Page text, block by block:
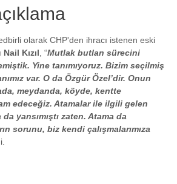
olarak CHP'den ihracı istenen eski
Nail Kızıl, “Mutlak butlan sürecini
Yine tanımıyoruz. Bizim seçilmiş
var. O da Özgür Özel’dir. Onun
meydanda, köyde, kentte
edeceğiz. Atamalar ile ilgili gelen
yansımıştı zaten. Atama da
sorunu, biz kendi çalışmalarımıza